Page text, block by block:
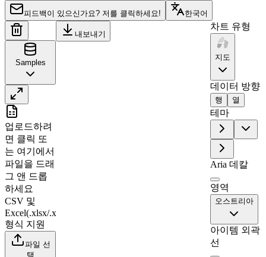
피드백이 있으신가요? 저를 클릭하세요! 한국어
Samples
Region
Niederösterreich
Oberösterreich
Burgenland
Tirol
Salzburg
Kärnten
1
2
3
4
5
6
7
업로드하려
면 클릭 또
는 여기에서
파일을 드래
그 앤 드롭
하세요
CSV 및
Excel(.xlsx/.xls)
형식 지원
파일 선
택
내보내기
차트 유형
지도
데이터 방향
행 열
테마
Aria 데칼
영역
오스트리아
아이템 외곽
선